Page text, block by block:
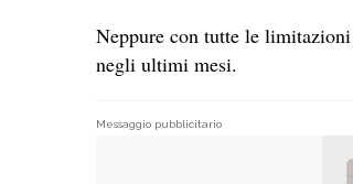
Neppure con tutte le
negli ultimi mesi.
Messaggio pubblicitario